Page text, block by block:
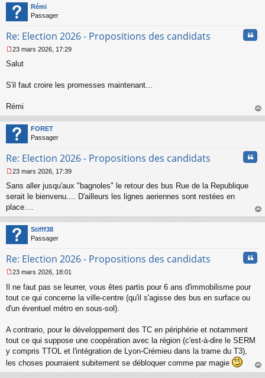
n
o
l
u
Rémi
Passager
Re: Election 2026 - Propositions des candidats
e
s
e
n
o
n
l
23 mars 2026, 17:29
Salut
S'il faut croire les promesses maintenant...
Rémi
au
FORET
Passager
Re: Election 2026 - Propositions des candidats
e
s
s
g
e
n
n
u
23 mars 2026, 17:39
Sans aller jusqu'aux "bagnoles" le retour des bus Rue de la Republique
serait le bienvenu.... D'ailleurs les lignes aeriennes sont restées en
place....
au
Stifff38
Passager
Re: Election 2026 - Propositions des candidats
e
s
e
n
o
l
23 mars 2026, 18:01
Il ne faut pas se leurrer, vous êtes partis pour 6 ans d'immobilisme pour
tout ce qui concerne la ville-centre (qu'il s'agisse des bus en surface ou
d'un éventuel métro en sous-sol).
A contrario, pour le développement des TC en périphérie et notamment
tout ce qui suppose une coopération avec la région (c'est-à-dire le SERM
y compris TTOL et l'intégration de Lyon-Crémieu dans la trame du T3),
les choses pourraient subitement se débloquer comme par magie
au